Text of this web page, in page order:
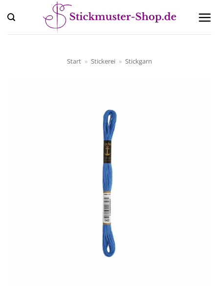
Inhalt
springen
Start » Stickerei » Stickgarn